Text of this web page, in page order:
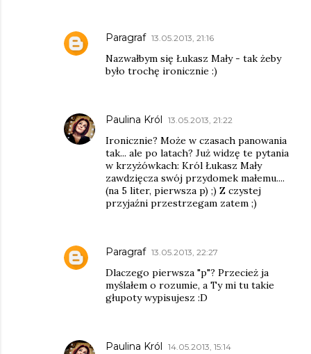
Paragraf 13.05.2013, 21:16
Nazwałbym się Łukasz Mały - tak żeby
było trochę ironicznie :)
Paulina Król 13.05.2013, 21:22
Ironicznie? Może w czasach panowania
tak... ale po latach? Już widzę te pytania
w krzyżówkach: Król Łukasz Mały
zawdzięcza swój przydomek małemu....
(na 5 liter, pierwsza p) ;) Z czystej
przyjaźni przestrzegam zatem ;)
Paragraf 13.05.2013, 22:27
Dlaczego pierwsza "p"? Przecież ja
myślałem o rozumie, a Ty mi tu takie
głupoty wypisujesz :D
Paulina Król 14.05.2013, 15:14